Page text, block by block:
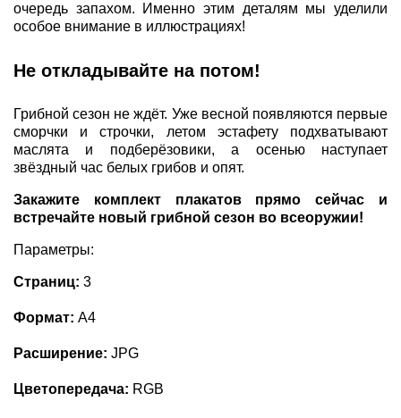
очередь запахом. Именно этим деталям мы уделили
особое внимание в иллюстрациях!
Не откладывайте на потом!
Грибной сезон не ждёт. Уже весной появляются первые
сморчки и строчки, летом эстафету подхватывают
маслята и подберёзовики, а осенью наступает
звёздный час белых грибов и опят.
Закажите комплект плакатов прямо сейчас и
встречайте новый грибной сезон во всеоружии!
Параметры:
Страниц: 3
Формат: А4
Расширение: JPG
Цветопередача: RGB